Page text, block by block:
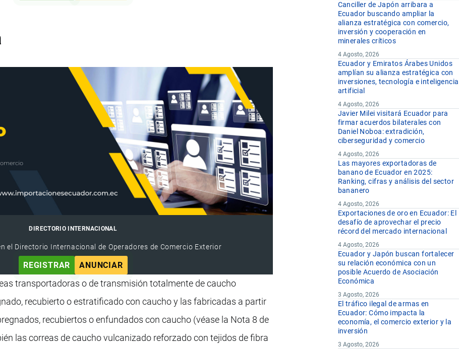
DIRECTORIO INTERNACIONAL
el Directorio Internacional de Operadores de Comercio Exterior
REGISTRAR ANUNCIAR
transportadoras o de transmisión totalmente de caucho
recubierto o estratificado con caucho y las fabricadas a partir
recubiertos o enfundados con caucho (véase la Nota 8 de
las correas de caucho vulcanizado reforzado con tejidos de fibra
Canciller de Japón arribara a
Ecuador buscando ampliar la
alianza estratégica con comercio,
inversión y cooperación en
minerales críticos
4 Agosto, 2026
Ecuador y Emiratos Árabes Unidos
amplían su alianza estratégica con
inversiones, tecnología e inteligencia
artificial
4 Agosto, 2026
Javier Milei visitará Ecuador para
firmar acuerdos bilaterales con
Daniel Noboa: extradición,
ciberseguridad y comercio
4 Agosto, 2026
Las mayores exportadoras de
banano de Ecuador en 2025:
Ranking, cifras y análisis del sector
bananero
4 Agosto, 2026
Exportaciones de oro en Ecuador: El
desafío de aprovechar el precio
récord del mercado internacional
4 Agosto, 2026
Ecuador y Japón buscan fortalecer
su relación económica con un
posible Acuerdo de Asociación
Económica
3 Agosto, 2026
El tráfico ilegal de armas en
Ecuador: Cómo impacta la
economía, el comercio exterior y la
inversión
3 Agosto, 2026